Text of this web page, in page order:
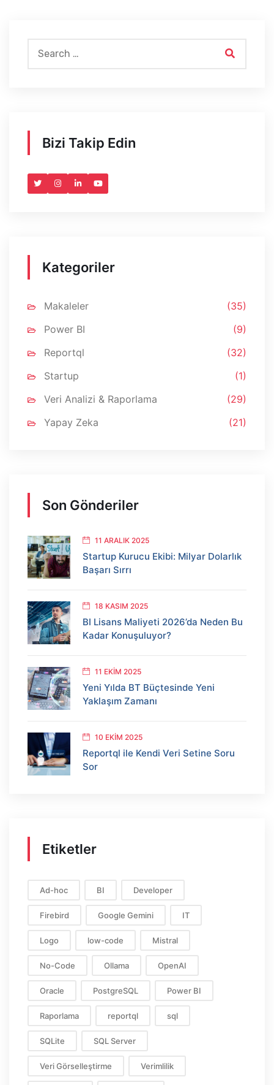
Bizi Takip Edin
Kategoriler
Makaleler
(35)
Power BI
(9)
Reportql
(32)
Startup
(1)
Veri Analizi & Raporlama
(29)
Yapay Zeka
(21)
Son Gönderiler
11 ARALIK 2025
Startup Kurucu Ekibi: Milyar Dolarlık
Başarı Sırrı
18 KASIM 2025
BI Lisans Maliyeti 2026’da Neden Bu
Kadar Konuşuluyor?
11 EKIM 2025
Yeni Yılda BT Büçtesinde Yeni
Yaklaşım Zamanı
10 EKIM 2025
Reportql ile Kendi Veri Setine Soru
Sor
Etiketler
Ad-hoc BI Developer
Firebird Google Gemini IT
Logo low-code Mistral
No-Code Ollama OpenAI
Oracle PostgreSQL Power BI
Raporlama reportql sql
SQLite SQL Server
Veri Görselleştirme Verimlilik